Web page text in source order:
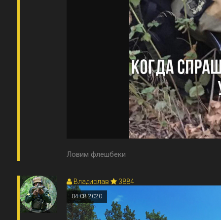
Ловим флешбеки
Владислав 3884
04.08.2020